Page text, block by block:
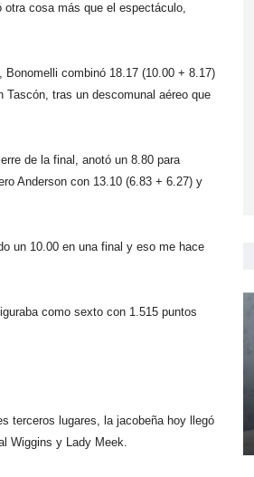
otra cosa más que el espectáculo,
Bonomelli combinó 18.17 (10.00 + 8.17)
tras un descomunal aéreo que
de la final, anotó un 8.80 para
Anderson con 13.10 (6.83 + 6.27) y
un 10.00 en una final y eso me hace
como sexto con 1.515 puntos
terceros lugares, la jacobeña hoy llegó
Wiggins y Lady Meek.